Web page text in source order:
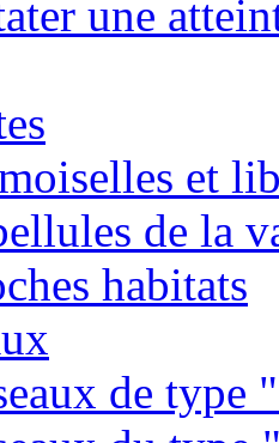
une
et
de la
habitats
de type